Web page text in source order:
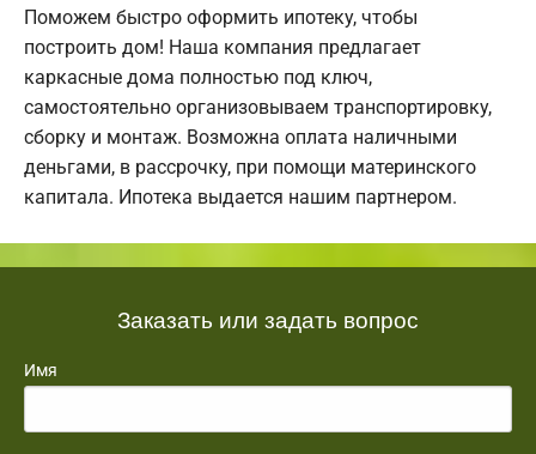
Поможем быстро оформить ипотеку, чтобы
построить дом! Наша компания предлагает
каркасные дома полностью под ключ,
самостоятельно организовываем транспортировку,
сборку и монтаж. Возможна оплата наличными
деньгами, в рассрочку, при помощи материнского
капитала. Ипотека выдается нашим партнером.
Заказать или задать вопрос
Имя